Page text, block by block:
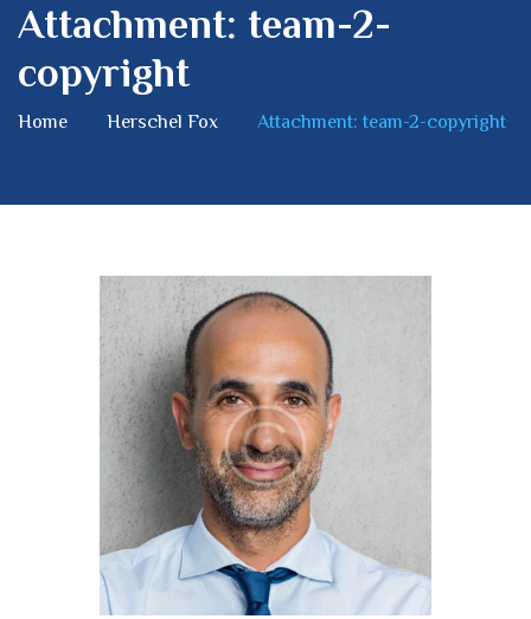
Attachment: team-2-
copyright
Home Herschel Fox Attachment: team-2-copyright